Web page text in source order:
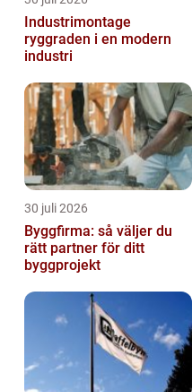
Industrimontage
ryggraden i en modern
industri
30 juli 2026
Byggfirma: så väljer du
rätt partner för ditt
byggprojekt